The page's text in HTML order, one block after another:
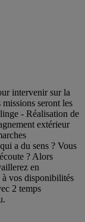
intervenir sur la
seront les
- Réalisation de
extérieur
a du sens ? Vous
? Alors
en
vos disponibilités
2 temps